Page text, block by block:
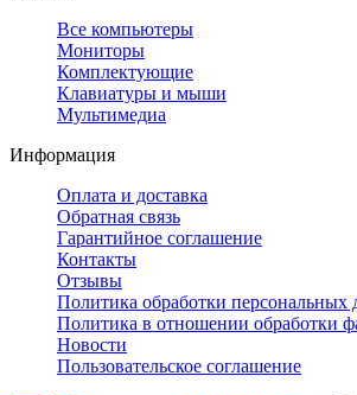
Все компьютеры
Мониторы
Комплектующие
Клавиатуры и мыши
Мультимедиа
Информация
Оплата и доставка
Обратная связь
Гарантийное соглашение
Контакты
Отзывы
Политика обработки персональных
Политика в отношении обработки
Новости
Пользовательское соглашение